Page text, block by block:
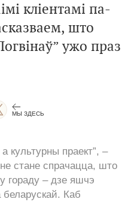
кліентамі па-
што
ужо праз
МЫ ЗДЕСЬ
а культурны праект”, –
стане спрачацца, што
гораду – дзе яшчэ
беларускай. Каб